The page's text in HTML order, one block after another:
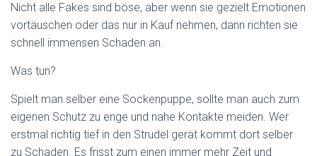
Nicht alle Fakes sind böse, aber wenn sie gezielt Emotionen
vortäuschen oder das nur in Kauf nehmen, dann richten sie
schnell immensen Schaden an.
Was tun?
Spielt man selber eine Sockenpuppe, sollte man auch zum
eigenen Schutz zu enge und nahe Kontakte meiden. Wer
erstmal richtig tief in den Strudel gerät kommt dort selber
zu Schaden. Es frisst zum einen immer mehr Zeit und